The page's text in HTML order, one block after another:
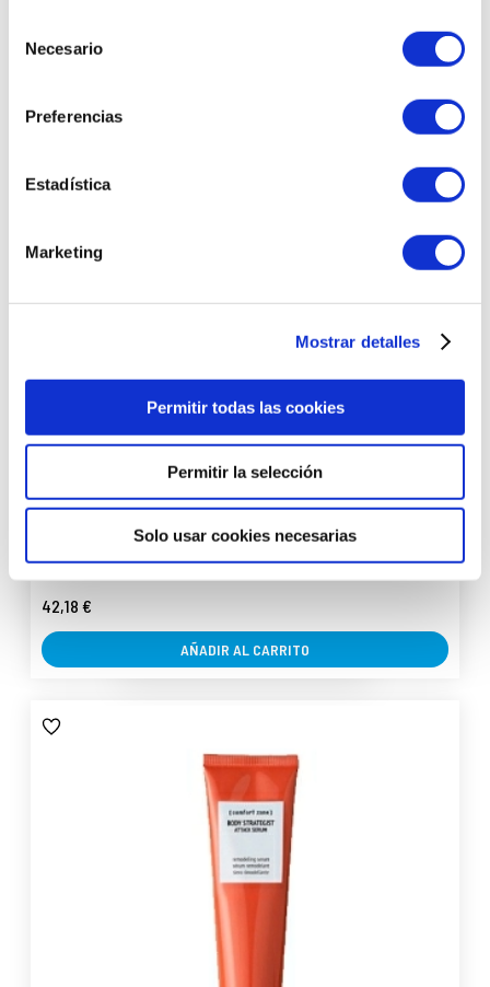
Necesario
Preferencias
Estadística
Marketing
Mostrar detalles
Permitir todas las cookies
Permitir la selección
Solo usar cookies necesarias
Renovating Exfoliating Serum | Serum exfoliante corporal
200ml - Ligne Corporelle - Selvert Thermal ®
42,18 €
AÑADIR AL CARRITO